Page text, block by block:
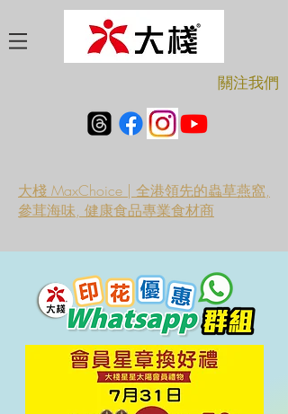
​關注我們
大棧 MaxChoice | 全港領先的蟲草燕窩,
參茸海味, 健康食品專業食材商